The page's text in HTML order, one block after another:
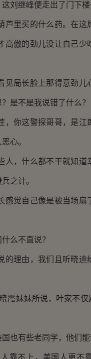
继峰便走出了门下楼
里买的什么药。在这
高傲的劲儿没让自己少
局长脸上那得意劲儿
是不是我说错了什么？
你这警探哥哥，是江
心。
，什么都不干就知道
之计。
觉自己像是被当场扇
么不直说？
理由，我们且听晓迪
妹妹所说，叶家不仅
有些老同学，他们能
不上，美国人更不